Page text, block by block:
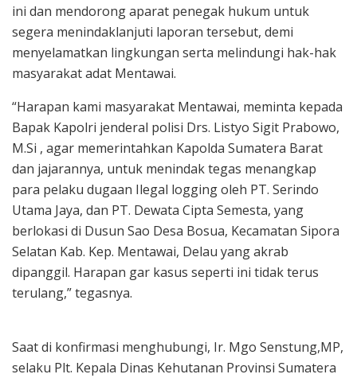
ini dan mendorong aparat penegak hukum untuk
segera menindaklanjuti laporan tersebut, demi
menyelamatkan lingkungan serta melindungi hak-hak
masyarakat adat Mentawai.
“Harapan kami masyarakat Mentawai, meminta kepada
Bapak Kapolri jenderal polisi Drs. Listyo Sigit Prabowo,
M.Si , agar memerintahkan Kapolda Sumatera Barat
dan jajarannya, untuk menindak tegas menangkap
para pelaku dugaan Ilegal logging oleh PT. Serindo
Utama Jaya, dan PT. Dewata Cipta Semesta, yang
berlokasi di Dusun Sao Desa Bosua, Kecamatan Sipora
Selatan Kab. Kep. Mentawai, Delau yang akrab
dipanggil. Harapan gar kasus seperti ini tidak terus
terulang,” tegasnya.
Saat di konfirmasi menghubungi, Ir. Mgo Senstung,MP,
selaku Plt. Kepala Dinas Kehutanan Provinsi Sumatera